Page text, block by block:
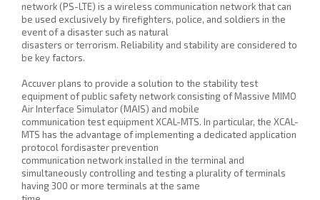
network (PS-LTE) is a wireless communication network that can
be used exclusively by firefighters, police, and soldiers in the
event of a disaster such as natural
disasters or terrorism. Reliability and stability are considered to
be key factors.
Accuver plans to provide a solution to the stability test
equipment of public safety network consisting of Massive MIMO
Air Interface Simulator (MAIS) and mobile
communication test equipment XCAL-MTS. In particular, the XCAL-
MTS has the advantage of implementing a dedicated application
protocol fordisaster prevention
communication network installed in the terminal and
simultaneously controlling and testing a plurality of terminals
having 300 or more terminals at the same